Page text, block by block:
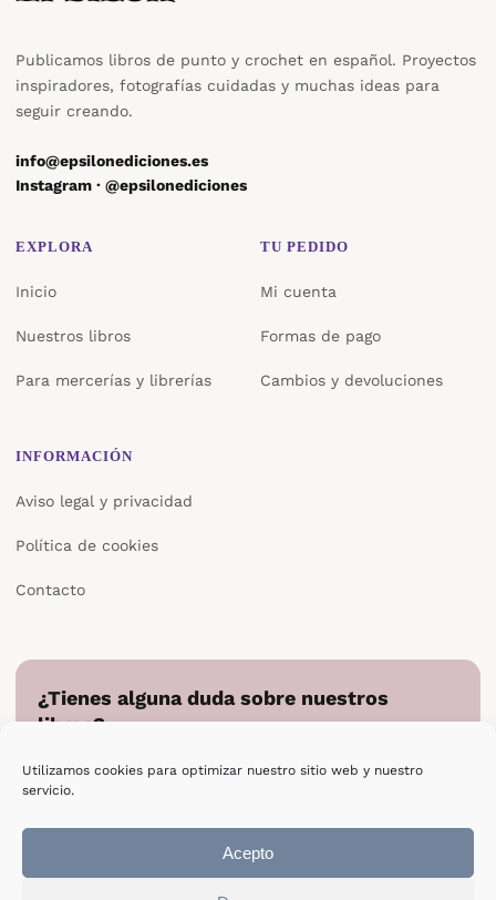
Utilizamos cookies para optimizar nuestro sitio web y nuestro
servicio.
Acepto
Publicamos libros de punto y crochet en español. Proyectos
inspiradores, fotografías cuidadas y muchas ideas para
seguir creando.
info@epsilonediciones.es
Instagram · @epsilonediciones
EXPLORA
Inicio
Nuestros libros
Para mercerías y librerías
TU PEDIDO
Mi cuenta
Formas de pago
Cambios y devoluciones
INFORMACIÓN
Aviso legal y privacidad
Política de cookies
Contacto
¿Tienes alguna duda sobre nuestros
libros?
directamente.
Escribir a Epsilon